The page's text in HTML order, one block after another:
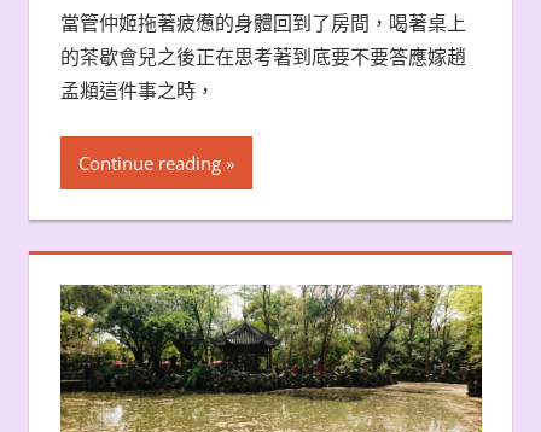
當管仲姬拖著疲憊的身體回到了房間，喝著桌上
的茶歇會兒之後正在思考著到底要不要答應嫁趙
孟頫這件事之時，
Continue reading